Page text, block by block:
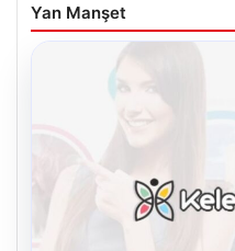
Yan Manşet